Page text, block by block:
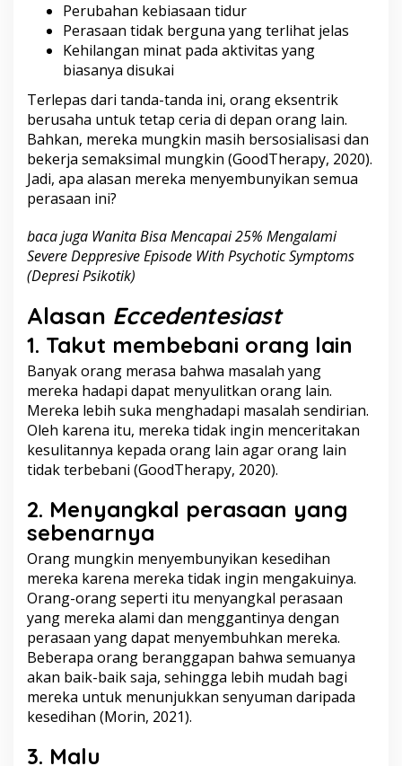
Perubahan kebiasaan tidur
Perasaan tidak berguna yang terlihat jelas
Kehilangan minat pada aktivitas yang
biasanya disukai
Terlepas dari tanda-tanda ini, orang eksentrik
berusaha untuk tetap ceria di depan orang lain.
Bahkan, mereka mungkin masih bersosialisasi dan
bekerja semaksimal mungkin (GoodTherapy, 2020).
Jadi, apa alasan mereka menyembunyikan semua
perasaan ini?
baca juga Wanita Bisa Mencapai 25% Mengalami
Severe Deppresive Episode With Psychotic Symptoms
(Depresi Psikotik)
Alasan Eccedentesiast
1. Takut membebani orang lain
Banyak orang merasa bahwa masalah yang
mereka hadapi dapat menyulitkan orang lain.
Mereka lebih suka menghadapi masalah sendirian.
Oleh karena itu, mereka tidak ingin menceritakan
kesulitannya kepada orang lain agar orang lain
tidak terbebani (GoodTherapy, 2020).
2. Menyangkal perasaan yang
sebenarnya
Orang mungkin menyembunyikan kesedihan
mereka karena mereka tidak ingin mengakuinya.
Orang-orang seperti itu menyangkal perasaan
yang mereka alami dan menggantinya dengan
perasaan yang dapat menyembuhkan mereka.
Beberapa orang beranggapan bahwa semuanya
akan baik-baik saja, sehingga lebih mudah bagi
mereka untuk menunjukkan senyuman daripada
kesedihan (Morin, 2021).
3. Malu